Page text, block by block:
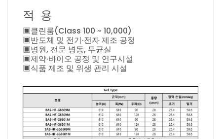
적 용
▣클린룸(Class 100 ~ 10,000)
▣반도체 및 전기·전자 제조 공정
▣병원, 전문 병동, 무균실
▣제약·바이오 공정 및 연구시설
▣식품 제조 및 위생 관리 시설